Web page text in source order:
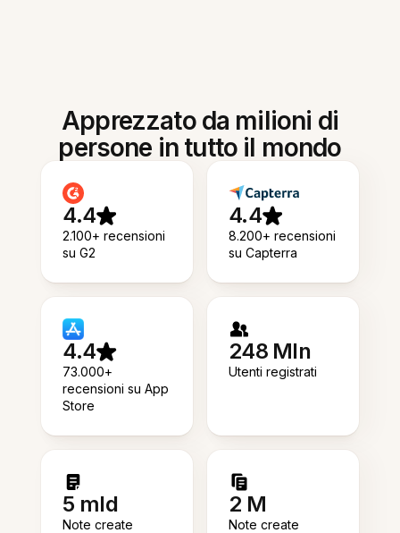
Apprezzato da milioni di
persone in tutto il mondo
4.4
2.100+ recensioni
su G2
4.4
8.200+ recensioni
su Capterra
4.4
73.000+
recensioni su App
Store
248 Mln
Utenti registrati
5 mld
Note create
2 M
Note create